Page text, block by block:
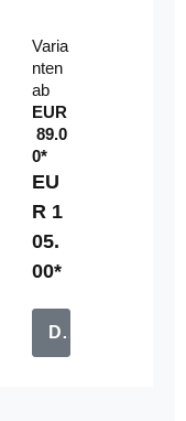
el
mi
t
Fe
rn
be
di
en
u
n
g
Varia
nten
ab
EUR
89.0
0*
EU
R 1
05.
00*
Details